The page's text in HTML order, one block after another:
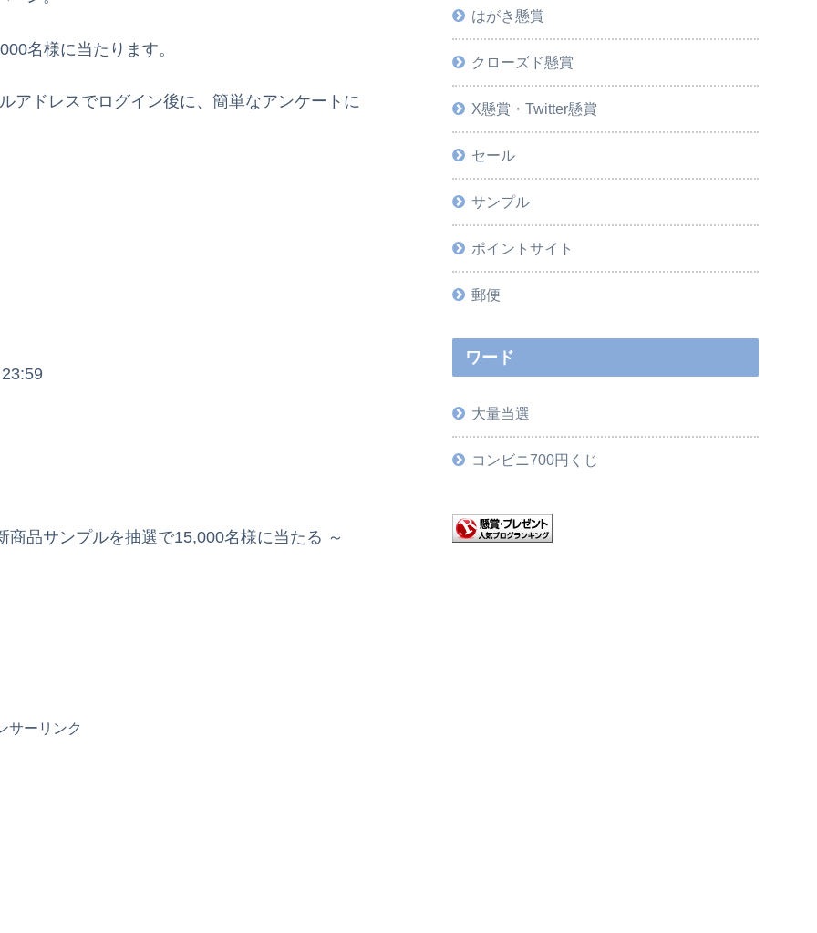
名様に当たります。
アドレスでログイン後に、簡単なアンケートに
品サンプルを抽選で15,000名様に当たる ～
サーリンク
はがき懸賞
クローズド懸賞
X懸賞・Twitter懸賞
セール
サンプル
ポイントサイト
郵便
ワード
大量当選
コンビニ700円くじ